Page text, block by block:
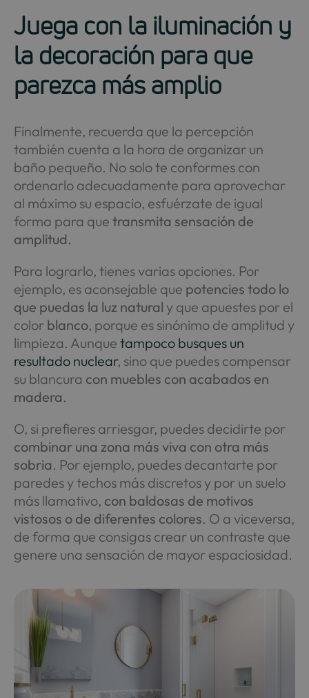
Juega con la iluminación y
la decoración para que
parezca más amplio
Finalmente, recuerda que la percepción
también cuenta a la hora de organizar un
baño pequeño. No solo te conformes con
ordenarlo adecuadamente para aprovechar
al máximo su espacio, esfuérzate de igual
forma para que transmita sensación de
amplitud.
Para lograrlo, tienes varias opciones. Por
ejemplo, es aconsejable que potencies todo lo
que puedas la luz natural y que apuestes por el
color blanco, porque es sinónimo de amplitud y
limpieza. Aunque tampoco busques un
resultado nuclear, sino que puedes compensar
su blancura con muebles con acabados en
madera.
O, si prefieres arriesgar, puedes decidirte por
combinar una zona más viva con otra más
sobria. Por ejemplo, puedes decantarte por
paredes y techos más discretos y por un suelo
más llamativo, con baldosas de motivos
vistosos o de diferentes colores. O a viceversa,
de forma que consigas crear un contraste que
genere una sensación de mayor espaciosidad.